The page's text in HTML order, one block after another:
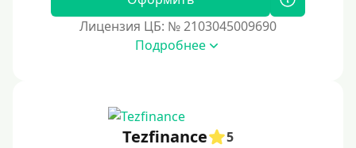
1 день
Лицензия ЦБ: № 2103045009690
Подробнее
Tezfinance
5